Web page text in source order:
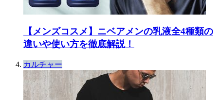
【メンズコスメ】ニベアメンの乳液全4種類の
違いや使い方を徹底解説！
カルチャー